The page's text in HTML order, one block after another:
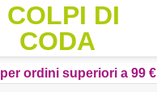
per ordini superiori a 99 €